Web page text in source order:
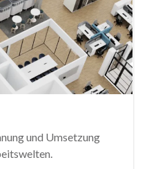
und Umsetzung